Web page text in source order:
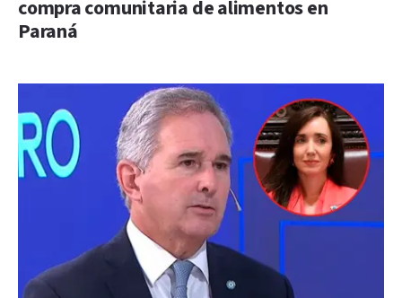
compra comunitaria de alimentos en
Paraná